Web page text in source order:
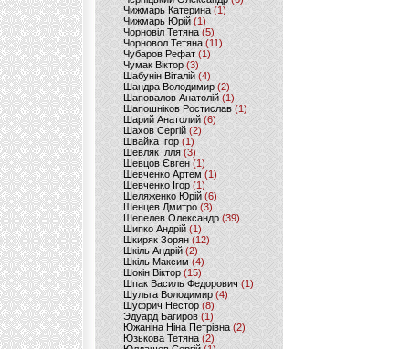
Чижмарь Катерина (1)
Чижмарь Юрій (1)
Чорновіл Тетяна (5)
Чорновол Тетяна (11)
Чубаров Рефат (1)
Чумак Віктор(3)
Шабунін Віталій (4)
Шандра Володимир (2)
Шаповалов Анатолій(1)
Шапошніков Ростислав(1)
Шарий Анатолий(6)
Шахов Сергій(2)
Швайка Ігор (1)
Шевляк Ілля (3)
Шевцов Євген (1)
Шевченко Артем(1)
Шевченко Ігор(1)
Шеляженко Юрій (6)
Шенцев Дмитро (3)
Шепелев Олександр (39)
Шипко Андрій(1)
Шкиряк Зорян(12)
Шкіль Андрій(2)
Шкіль Максим (4)
Шокін Віктор (15)
Шпак Василь Федорович (1)
Шульга Володимир (4)
Шуфрич Нестор(8)
Эдуард Багиров (1)
Южаніна Ніна Петрівна (2)
Юзькова Тетяна(2)